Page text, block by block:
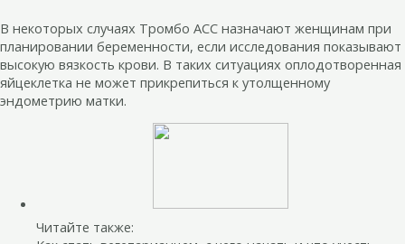
В некоторых случаях Тромбо АСС назначают женщинам при
планировании беременности, если исследования показывают
высокую вязкость крови. В таких ситуациях оплодотворенная
яйцеклетка не может прикрепиться к утолщенному
эндометрию матки.
Читайте также: